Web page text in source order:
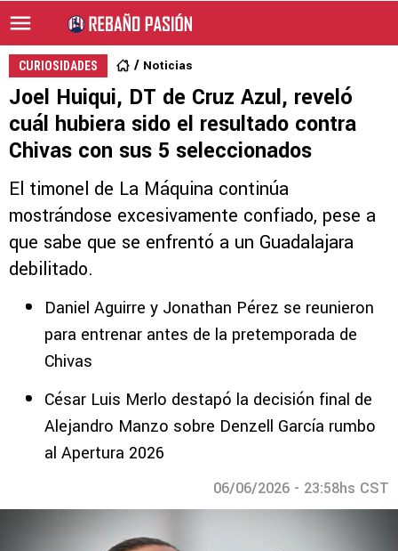
CURIOSIDADES Noticias
Joel Huiqui, DT de Cruz Azul, reveló
cuál hubiera sido el resultado contra
Chivas con sus 5 seleccionados
El timonel de La Máquina continúa
mostrándose excesivamente confiado, pese a
que sabe que se enfrentó a un Guadalajara
debilitado.
Daniel Aguirre y Jonathan Pérez se reunieron
para entrenar antes de la pretemporada de
Chivas
César Luis Merlo destapó la decisión final de
Alejandro Manzo sobre Denzell García rumbo
al Apertura 2026
06/06/2026 - 23:58hs CST